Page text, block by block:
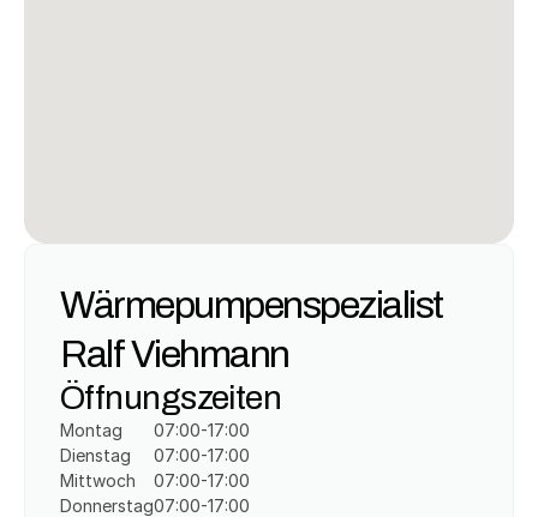
Wärmepumpenspezialist
Ralf Viehmann
Öffnungszeiten
Montag
Dienstag
Mittwoch
Donnerstag
07:00-17:00
07:00-17:00
07:00-17:00
07:00-17:00